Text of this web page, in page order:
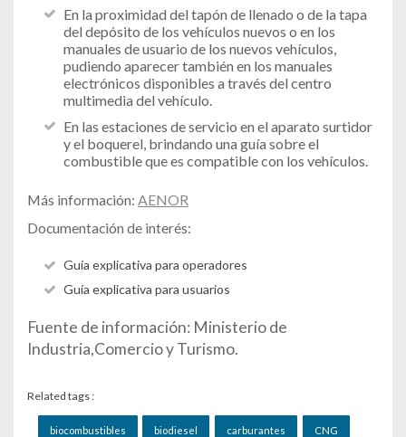
En la proximidad del tapón de llenado o de la tapa
del depósito de los vehículos nuevos o en los
manuales de usuario de los nuevos vehículos,
pudiendo aparecer también en los manuales
electrónicos disponibles a través del centro
multimedia del vehículo.
En las estaciones de servicio en el aparato surtidor
y el boquerel, brindando una guía sobre el
combustible que es compatible con los vehículos.
Más información: AENOR
Documentación de interés:
Guía explicativa para operadores
Guía explicativa para usuarios
Fuente de información: Ministerio de
Industria,Comercio y Turismo.
Related tags :
biocombustibles biodiesel carburantes CNG